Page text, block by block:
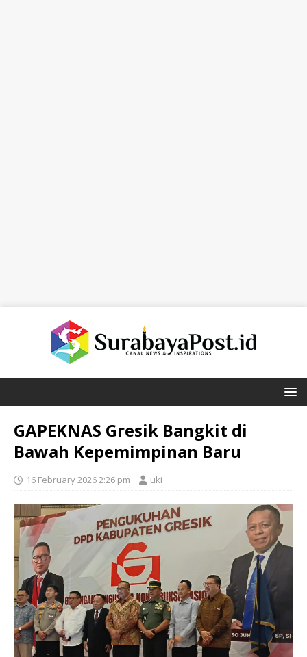
GAPEKNAS Gresik Bangkit di
Bawah Kepemimpinan Baru
16 February 2026 2:26 pm uki